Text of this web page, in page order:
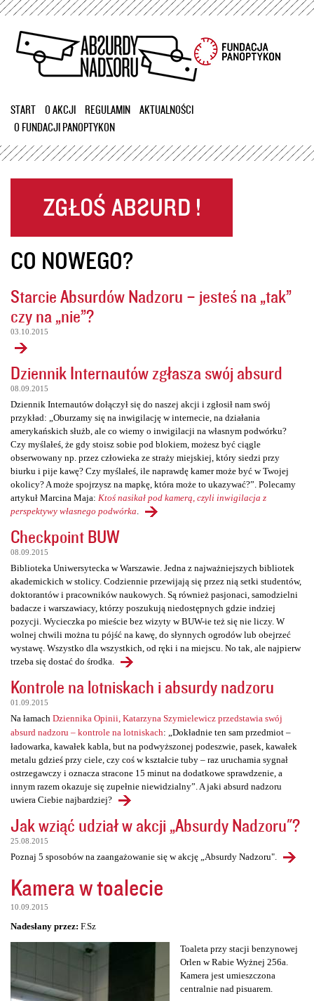
Przejdź
treści
START O AKCJI REGULAMIN
AKTUALNOŚCI
O FUNDACJI PANOPTYKON
CO NOWEGO?
Starcie Absurdów Nadzoru – jesteś na „tak”
czy na „nie”?
03.10.2015
Dziennik Internautów zgłasza swój absurd
08.09.2015
Dziennik Internautów dołączył się do naszej akcji i zgłosił nam swój
przykład: „Oburzamy się na inwigilację w internecie, na działania
amerykańskich służb, ale co wiemy o inwigilacji na własnym podwórku?
Czy myślałeś, że gdy stoisz sobie pod blokiem, możesz być ciągle
obserwowany np. przez człowieka ze straży miejskiej, który siedzi przy
biurku i pije kawę? Czy myślałeś, ile naprawdę kamer może być w Twojej
okolicy? A może spojrzysz na mapkę, która może to ukazywać?”. Polecamy
artykuł Marcina Maja: Ktoś nasikał pod kamerą, czyli inwigilacja z
perspektywy własnego podwórka
Checkpoint BUW
08.09.2015
Biblioteka Uniwersytecka w Warszawie. Jedna z najważniejszych bibliotek
akademickich w stolicy. Codziennie przewijają się przez nią setki studentów,
doktorantów i pracowników naukowych. Są również pasjonaci, samodzielni
badacze i warszawiacy, którzy poszukują niedostępnych gdzie indziej
pozycji. Wycieczka po mieście bez wizyty w BUW-ie też się nie liczy. W
wolnej chwili można tu pójść na kawę, do słynnych ogrodów lub obejrzeć
wystawę. Wszystko dla wszystkich, od ręki i na miejscu. No tak, ale najpierw
trzeba się dostać do środka.
Kontrole na lotniskach i absurdy nadzoru
01.09.2015
Na łamach Dziennika Opinii, Katarzyna Szymielewicz przedstawia swój
absurd nadzoru – kontrole na lotniskach: „Dokładnie ten sam przedmiot –
ładowarka, kawałek kabla, but na podwyższonej podeszwie, pasek, kawałek
metalu gdzieś przy ciele, czy coś w kształcie tuby – raz uruchamia sygnał
ostrzegawczy i oznacza stracone 15 minut na dodatkowe sprawdzenie, a
innym razem okazuje się zupełnie niewidzialny”. A jaki absurd nadzoru
uwiera Ciebie najbardziej?
Jak wziąć udział w akcji „Absurdy Nadzoru"?
25.08.2015
Poznaj 5 sposobów na zaangażowanie się w akcję „Absurdy Nadzoru".
Kamera w toalecie
10.09.2015
Nadesłany przez: F.Sz
Toaleta przy stacji benzynowej
Orlen w Rabie Wyżnej 256a.
Kamera jest umieszczona
centralnie nad pisuarem.